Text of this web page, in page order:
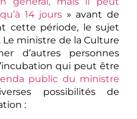
14 jours » avant de
cette période, le sujet
ministre de la Culture
d’autres personnes
qui peut être
public du ministre
possibilités de
: